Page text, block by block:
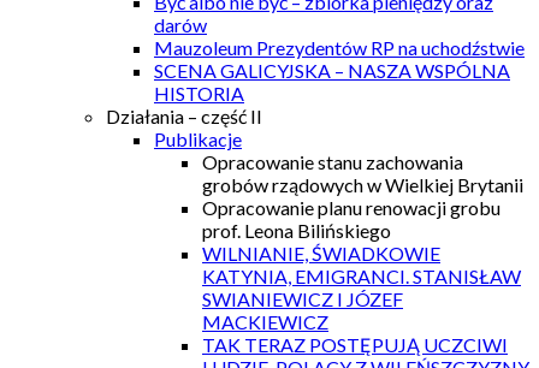
darów
Mauzoleum Prezydentów RP na uchodźstwie
SCENA GALICYJSKA – NASZA WSPÓLNA
HISTORIA
Działania – część II
Publikacje
Opracowanie stanu zachowania
grobów rządowych w Wielkiej Brytanii
Opracowanie planu renowacji grobu
prof. Leona Bilińskiego
WILNIANIE, ŚWIADKOWIE
KATYNIA, EMIGRANCI. STANISŁAW
SWIANIEWICZ I JÓZEF
MACKIEWICZ
TAK TERAZ POSTĘPUJĄ UCZCIWI